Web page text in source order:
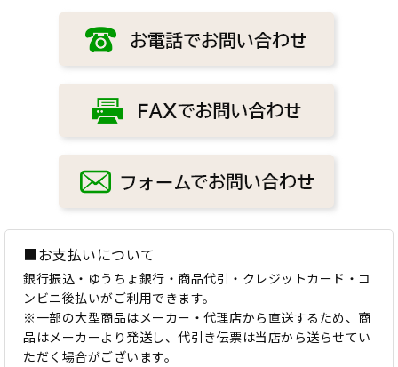
■お支払いについて
銀行振込・ゆうちょ銀行・商品代引・クレジットカード・コ
ンビニ後払いがご利用できます。
※一部の大型商品はメーカー・代理店から直送するため、商
品はメーカーより発送し、代引き伝票は当店から送らせてい
ただく場合がございます。